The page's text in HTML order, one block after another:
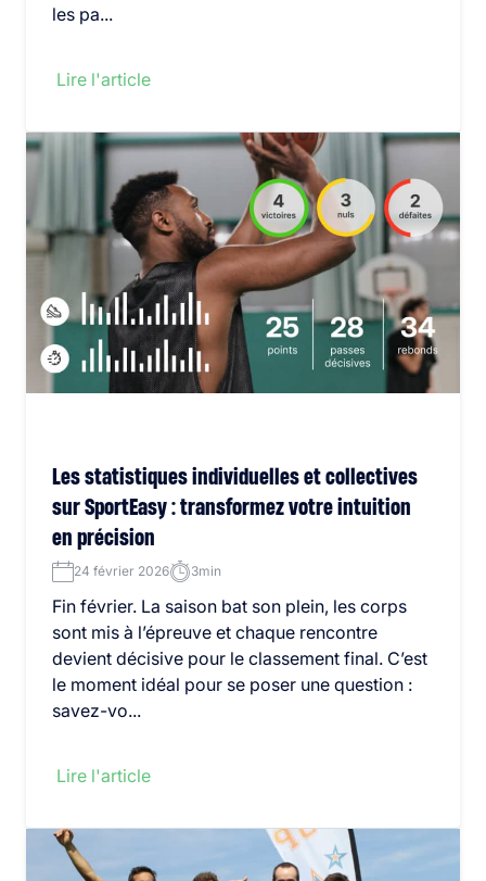
les pa...
Lire l'article
Les statistiques individuelles et collectives
sur SportEasy : transformez votre intuition
en précision
24 février 2026 3min
Fin février. La saison bat son plein, les corps
sont mis à l’épreuve et chaque rencontre
devient décisive pour le classement final. C’est
le moment idéal pour se poser une question :
savez-vo...
Lire l'article